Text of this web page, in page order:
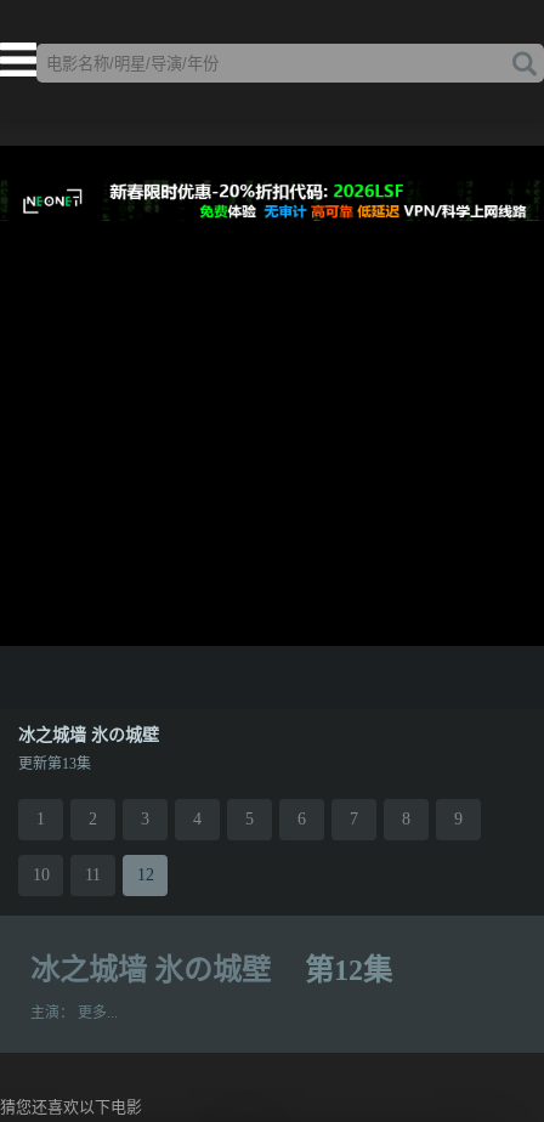
冰之城墙 氷の城壁
更新第13集
1 2 3 4 5 6 7 8 9
10 11 12
冰之城墙 氷の城壁 第12集
主演： 更多...
猜您还喜欢以下电影